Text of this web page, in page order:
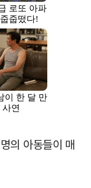
의 아동들이 매